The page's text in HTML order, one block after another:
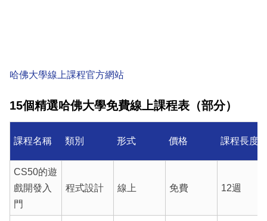
哈佛大學線上課程官方網站
15個精選哈佛大學免費線上課程表（部分）
課程名稱 類別 形式 價格 課程長度
CS50的遊
戲開發入
門
程式設計 線上 免費 12週